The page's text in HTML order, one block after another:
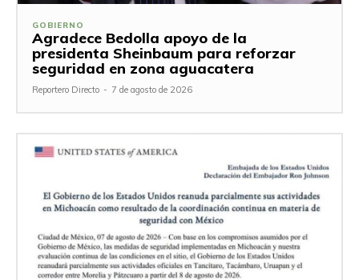
GOBIERNO
Agradece Bedolla apoyo de la
presidenta Sheinbaum para reforzar
seguridad en zona aguacatera
Reportero Directo - 7 de agosto de 2026